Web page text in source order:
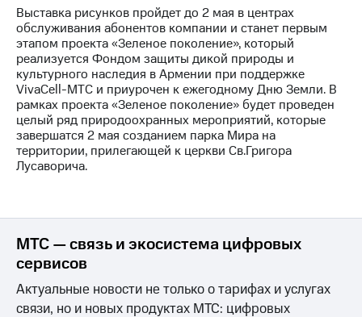
Финансовая
отчетность
Контакты
Новости
в
регионе
и акционерам
Корпоративное
Раскрытие
Информация
акционерам
Документы
Выставка рисунков пройдет до 2 мая в центрах
обслуживания абонентов компании и станет первым
этапом проекта «Зеленое поколение», который
реализуется Фондом защиты дикой природы и
культурного наследия в Армении при поддержке
VivaCell-МТС и приурочен к ежегодному Дню Земли. В
рамках проекта «Зеленое поколение» будет проведен
целый ряд природоохранных мероприятий, которые
завершатся 2 мая созданием парка Мира на
территории, прилегающей к церкви Св.Григора
Лусаворича.
МТС — связь и экосистема цифровых
сервисов
Актуальные новости не только о тарифах и услугах
связи, но и новых продуктах МТС: цифровых